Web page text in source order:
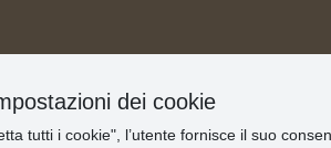
dei cookie
tutti i cookie", l’utente fornisce il suo